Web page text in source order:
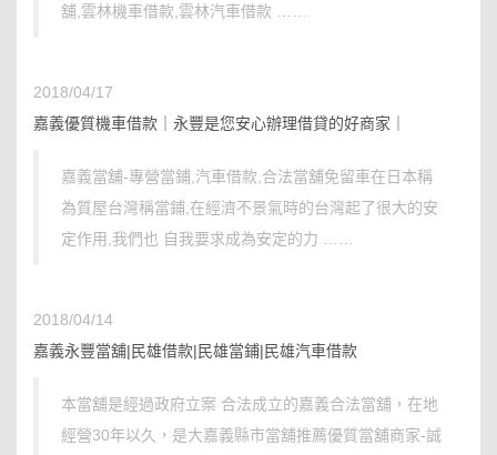
舖,雲林機車借款,雲林汽車借款 ……
2018/04/17
嘉義優質機車借款｜永豐是您安心辦理借貸的好商家｜
嘉義當舖-專營當鋪,汽車借款,合法當舖免留車在日本稱
為質屋台灣稱當鋪,在經濟不景氣時的台灣起了很大的安
定作用,我們也 自我要求成為安定的力 ……
2018/04/14
嘉義永豐當舖|民雄借款|民雄當鋪|民雄汽車借款
本當舖是經過政府立案 合法成立的嘉義合法當舖，在地
經營30年以久，是大嘉義縣市當舖推薦優質當舖商家-誠